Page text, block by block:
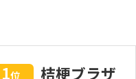
1位
桔梗ブラザ